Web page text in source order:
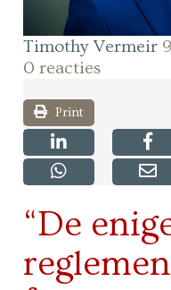
Timothy Vermeir
0 reacties
Print
“De